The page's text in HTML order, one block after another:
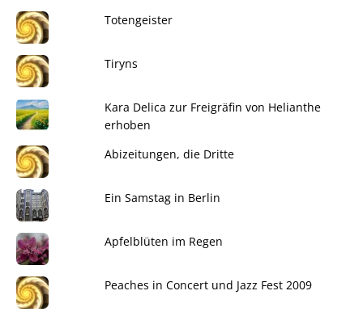
Totengeister
Tiryns
Kara Delica zur Freigräfin von Helianthe
erhoben
Abizeitungen, die Dritte
Ein Samstag in Berlin
Apfelblüten im Regen
Peaches in Concert und Jazz Fest 2009